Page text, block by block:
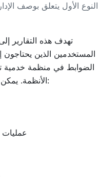
النوع الأول يتعلق بوصف
تهدف هذه التقارير
المستخدمين الذين
الضوابط في منظمة خدمية
الأنظمة. يمكن أن تلعب هذه التقارير دورًا مهمًا في:
عمليات